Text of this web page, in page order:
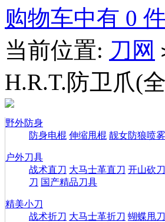
购物车中有 0
当前位置: 刀网
H.R.T.防卫爪(全
野外防身
防身电棍 伸缩甩棍 靓女防狼喷雾
户外刀具
战术直刀 大马士革直刀 开山砍刀
刀 国产精品刀具
精美小刀
战术折刀 大马士革折刀 蝴蝶甩刀